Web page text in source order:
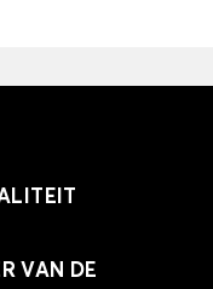
VAN DE